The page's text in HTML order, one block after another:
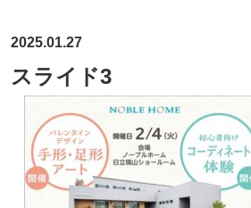
2025.01.27
スライド3